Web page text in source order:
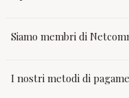
Siamo membri di
I nostri metodi di